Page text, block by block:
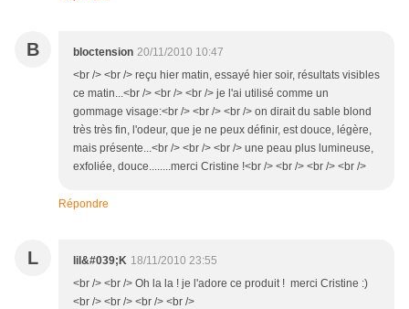
B bloctension 20/11/2010 10:47
<br /> <br /> reçu hier matin, essayé hier soir, résultats visibles
ce matin...<br /> <br /> <br /> je l'ai utilisé comme un
gommage visage:<br /> <br /> <br /> on dirait du sable blond
très très fin, l'odeur, que je ne peux définir, est douce, légère,
mais présente...<br /> <br /> <br /> une peau plus lumineuse,
exfoliée, douce........merci Cristine !<br /> <br /> <br /> <br />
Répondre
L lil&#039;K 18/11/2010 23:55
<br /> <br /> Oh la la ! je l'adore ce produit ! merci Cristine :)
<br /> <br /> <br /> <br />